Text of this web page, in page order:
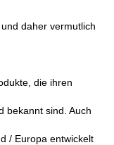
daher vermutlich
die ihren
bekannt sind. Auch
/ Europa entwickelt